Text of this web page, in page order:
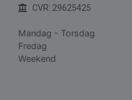
CVR: 29625425
Mandag - Torsdag
Fredag
Weekend